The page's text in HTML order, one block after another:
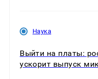
Наука
Выйти на платы:
ускорит выпуск